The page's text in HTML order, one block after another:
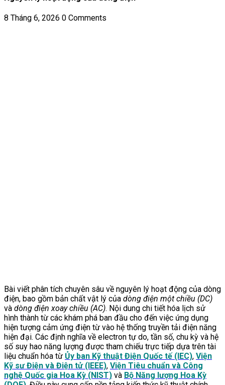
8 Tháng 6, 2026 0 Comments
Bài viết phân tích chuyên sâu về nguyên lý hoạt động của dòng
điện, bao gồm bản chất vật lý của dòng điện một chiều (DC)
và dòng điện xoay chiều (AC). Nội dung chi tiết hóa lịch sử
hình thành từ các khám phá ban đầu cho đến việc ứng dụng
hiện tượng cảm ứng điện từ vào hệ thống truyền tải điện năng
hiện đại. Các định nghĩa về electron tự do, tần số, chu kỳ và hệ
số suy hao năng lượng được tham chiếu trực tiếp dựa trên tài
liệu chuẩn hóa từ Ủy ban Kỹ thuật Điện Quốc tế (IEC), Viện
Kỹ sư Điện và Điện tử (IEEE), Viện Tiêu chuẩn và Công
nghệ Quốc gia Hoa Kỳ (NIST) và Bộ Năng lượng Hoa Kỳ